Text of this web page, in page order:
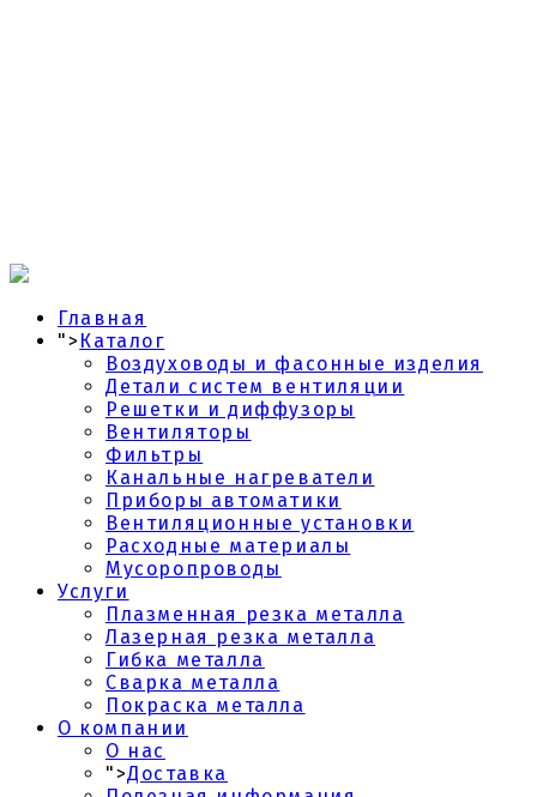
Главная
"> Каталог
Воздуховоды и фасонные изделия
Детали систем вентиляции
Решетки и диффузоры
Вентиляторы
Фильтры
Канальные нагреватели
Приборы автоматики
Вентиляционные установки
Расходные материалы
Мусоропроводы
Услуги
Плазменная резка металла
Лазерная резка металла
Гибка металла
Сварка металла
Покраска металла
О компании
О нас
">Доставка